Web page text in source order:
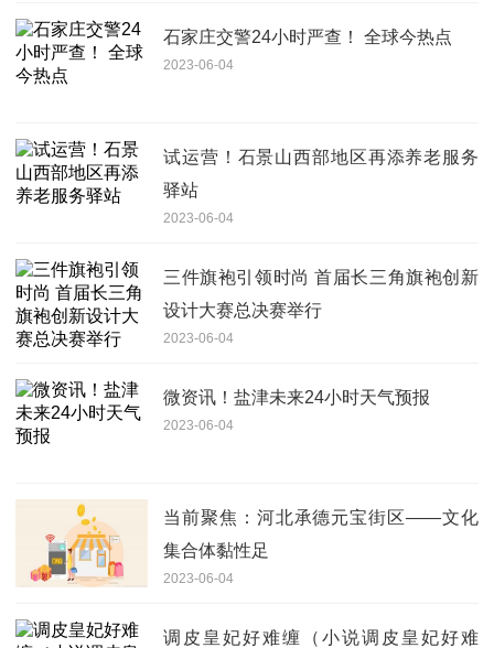
石家庄交警24小时严查！ 全球今热点
2023-06-04
试运营！石景山西部地区再添养老服务
驿站
2023-06-04
三件旗袍引领时尚 首届长三角旗袍创新
设计大赛总决赛举行
2023-06-04
微资讯！盐津未来24小时天气预报
2023-06-04
当前聚焦：河北承德元宝街区——文化
集合体黏性足
2023-06-04
调皮皇妃好难缠（小说调皮皇妃好难